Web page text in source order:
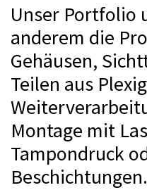
Unser Portfolio
anderem die
Gehäusen,
Teilen aus
Montage mit
Tampondruck
Beschichtungen.